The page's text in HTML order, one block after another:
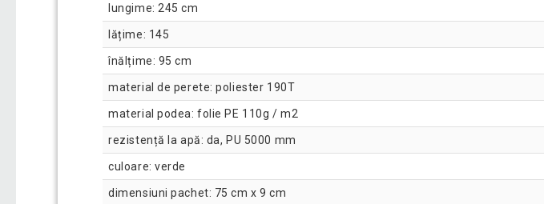
lungime: 245 cm
lățime: 145
înălțime: 95 cm
material de perete: poliester 190T
material podea: folie PE 110g / m2
rezistență la apă: da, PU 5000 mm
culoare: verde
dimensiuni pachet: 75 cm x 9 cm